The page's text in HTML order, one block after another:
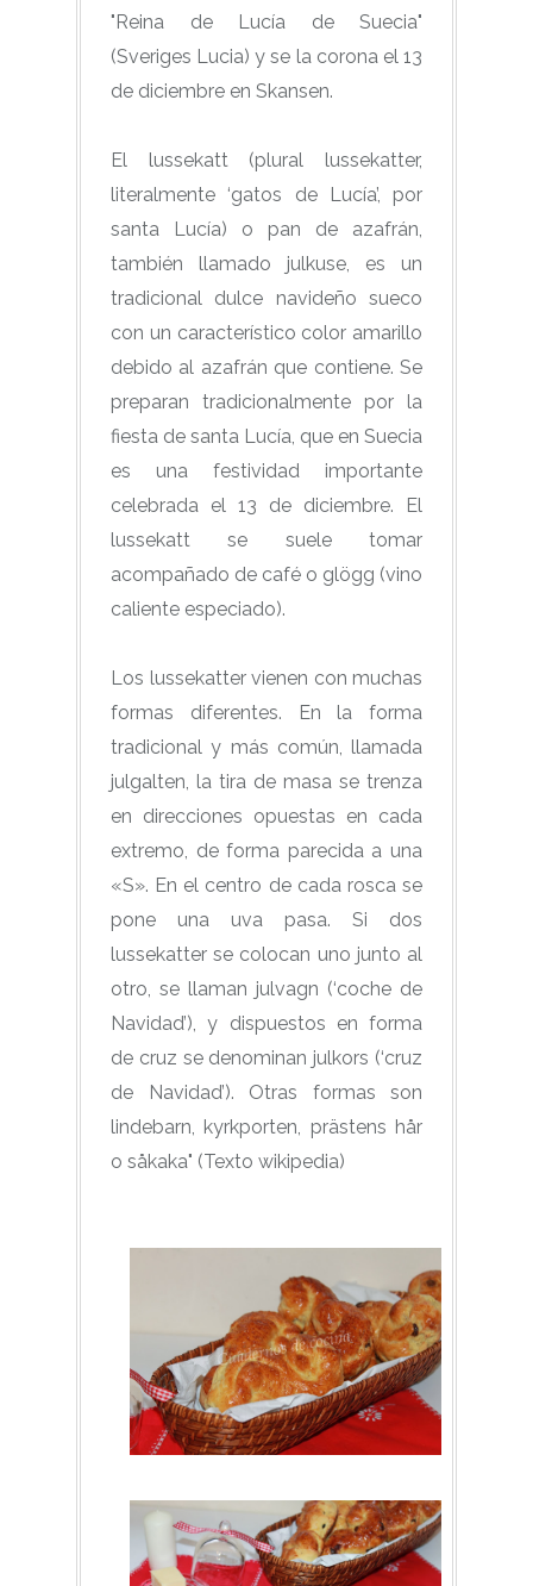
"Reina de Lucía de Suecia"
(Sveriges Lucia) y se la corona el 13
de diciembre en Skansen.
El lussekatt (plural lussekatter,
literalmente ‘gatos de Lucía’, por
santa Lucía) o pan de azafrán,
también llamado julkuse, es un
tradicional dulce navideño sueco
con un característico color amarillo
debido al azafrán que contiene. Se
preparan tradicionalmente por la
fiesta de santa Lucía, que en Suecia
es una festividad importante
celebrada el 13 de diciembre. El
lussekatt se suele tomar
acompañado de café o glögg (vino
caliente especiado).
Los lussekatter vienen con muchas
formas diferentes. En la forma
tradicional y más común, llamada
julgalten, la tira de masa se trenza
en direcciones opuestas en cada
extremo, de forma parecida a una
«S». En el centro de cada rosca se
pone una uva pasa. Si dos
lussekatter se colocan uno junto al
otro, se llaman julvagn (‘coche de
Navidad’), y dispuestos en forma
de cruz se denominan julkors (‘cruz
de Navidad’). Otras formas son
lindebarn, kyrkporten, prästens hår
o såkaka" (Texto wikipedia)